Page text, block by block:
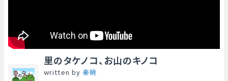
里のタケノコ、お山のキノコ
written by 秦暁